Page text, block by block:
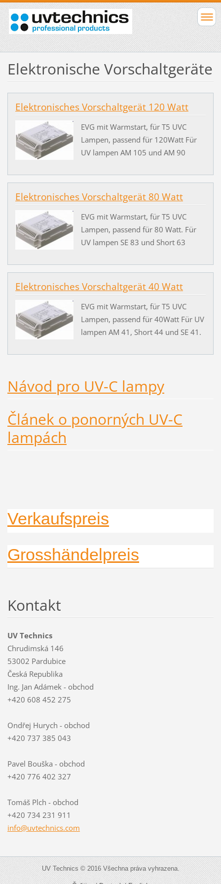
Elektronische Vorschaltgeräte
Elektronisches Vorschaltgerät 120 Watt
EVG mit Warmstart, für T5 UVC
Lampen, passend für 120Watt Für
UV lampen AM 105 und AM 90
Elektronisches Vorschaltgerät 80 Watt
EVG mit Warmstart, für T5 UVC
Lampen, passend für 80 Watt. Für
UV lampen SE 83 und Short 63
Elektronisches Vorschaltgerät 40 Watt
EVG mit Warmstart, für T5 UVC
Lampen, passend für 40Watt Für UV
lampen AM 41, Short 44 und SE 41.
Návod pro UV-C lampy
Článek o ponorných UV-C
lampách
Verkaufspreis
Grosshändelpreis
Kontakt
UV Technics
Chrudimská 146
53002 Pardubice
Česká Republika
Ing. Jan Adámek - obchod
+420 608 452 275
Ondřej Hurych - obchod
+420 737 385 043
Pavel Bouška - obchod
+420 776 402 327
Tomáš Plch - obchod
+420 734 231 911
info@uvtechnics.com
UV Technics © 2016 Všechna práva vyhrazena.